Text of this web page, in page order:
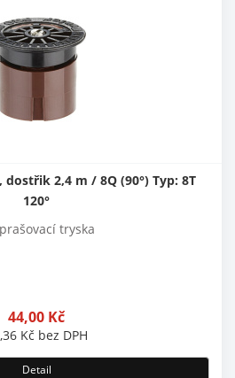
dostřik 2,4 m / 8Q (90°) Typ: 8T
120°
tryska
44,00 Kč
Kč bez DPH
Detail